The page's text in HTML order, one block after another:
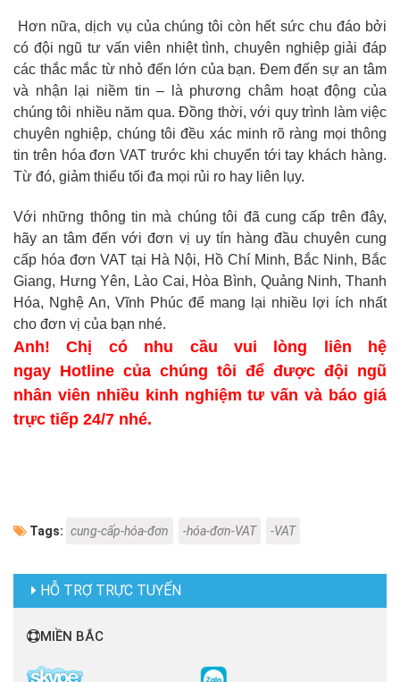
Hơn nữa, dịch vụ của chúng tôi còn hết sức chu đáo bởi
có đội ngũ tư vấn viên nhiệt tình, chuyên nghiệp giải đáp
các thắc mắc từ nhỏ đến lớn của bạn. Đem đến sự an tâm
và nhận lại niềm tin – là phương châm hoạt động của
chúng tôi nhiều năm qua. Đồng thời, với quy trình làm việc
chuyên nghiệp, chúng tôi đều xác minh rõ ràng mọi thông
tin trên hóa đơn VAT trước khi chuyển tới tay khách hàng.
Từ đó, giảm thiểu tối đa mọi rủi ro hay liên lụy.
Với những thông tin mà chúng tôi đã cung cấp trên đây,
hãy an tâm đến với đơn vị uy tín hàng đầu chuyên cung
cấp hóa đơn VAT tại Hà Nội, Hồ Chí Minh, Bắc Ninh, Bắc
Giang, Hưng Yên, Lào Cai, Hòa Bình, Quảng Ninh, Thanh
Hóa, Nghệ An, Vĩnh Phúc để mang lại nhiều lợi ích nhất
cho đơn vị của bạn nhé.
Anh! Chị có nhu cầu vui lòng liên hệ
ngay Hotline của chúng tôi để được đội ngũ
nhân viên nhiều kinh nghiệm tư vấn và báo giá
trực tiếp 24/7 nhé.
Tags: cung-cấp-hóa-đơn -hóa-đơn-VAT -VAT
HỖ TRỢ TRỰC TUYẾN
MIỀN BẮC